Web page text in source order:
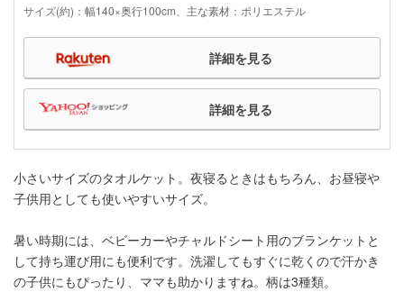
サイズ(約)：幅140×奥行100cm、主な素材：ポリエステル
詳細を見る
詳細を見る
小さいサイズのタオルケット。夜寝るときはもちろん、お昼寝や
子供用としても使いやすいサイズ。
暑い時期には、ベビーカーやチャルドシート用のブランケットと
して持ち運び用にも便利です。洗濯してもすぐに乾くので汗かき
の子供にもぴったり、ママも助かりますね。柄は3種類。